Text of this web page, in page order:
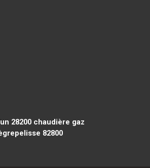
28200 chaudière gaz
82800